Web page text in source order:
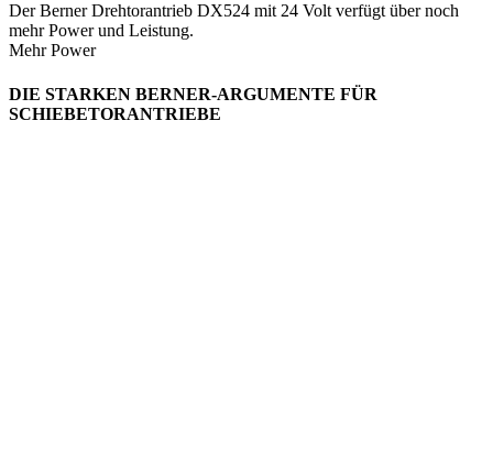
Der Berner Drehtorantrieb DX524 mit 24 Volt verfügt über noch
mehr Power und Leistung.
Mehr Power
DIE STARKEN BERNER-ARGUMENTE FÜR
SCHIEBETORANTRIEBE